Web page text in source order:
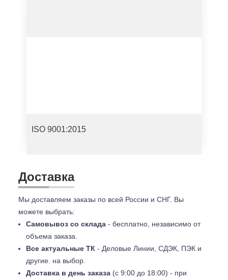
ISO 9001:2015
Доставка
Мы доставляем заказы по всей России и СНГ. Вы
можете выбрать:
Самовывоз со склада - бесплатно, независимо от
объема заказа.
Все актуальные ТК - Деловые Линии, СДЭК, ПЭК и
другие. на выбор.
Доставка в день заказа (с 9:00 до 18:00) - при